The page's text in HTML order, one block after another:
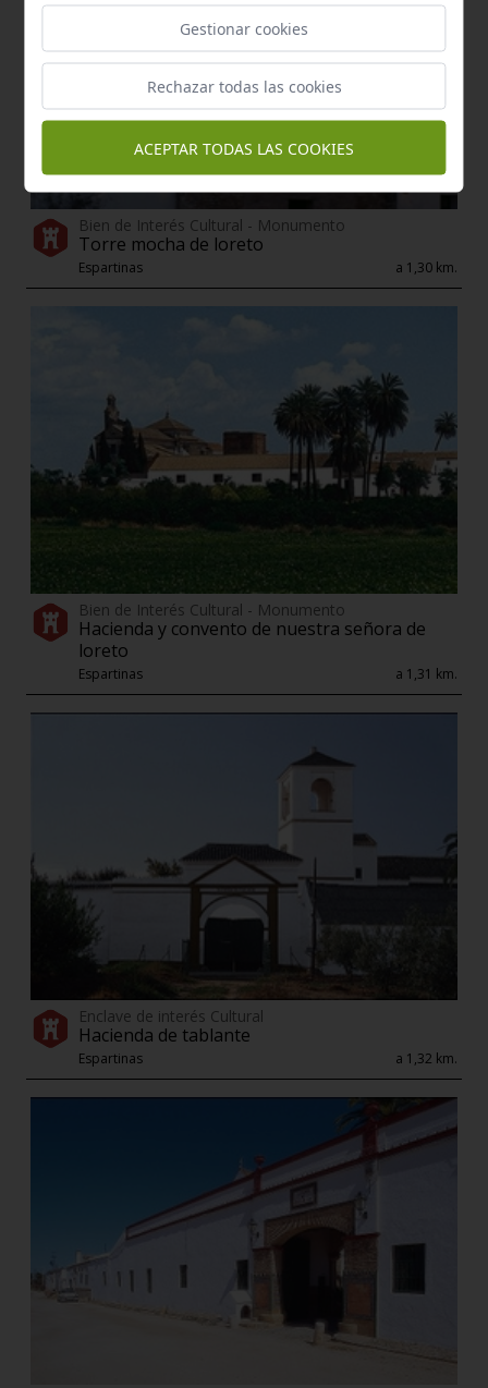
Bien de Interés Cultural - Monumento
Torre mocha de loreto
Espartinas a 1,30 km.
Bien de Interés Cultural - Monumento
Hacienda y convento de nuestra señora de
loreto
Espartinas a 1,31 km.
Enclave de interés Cultural
Hacienda de tablante
Espartinas a 1,32 km.
Gestionar cookies
Rechazar todas las cookies
ACEPTAR TODAS LAS COOKIES